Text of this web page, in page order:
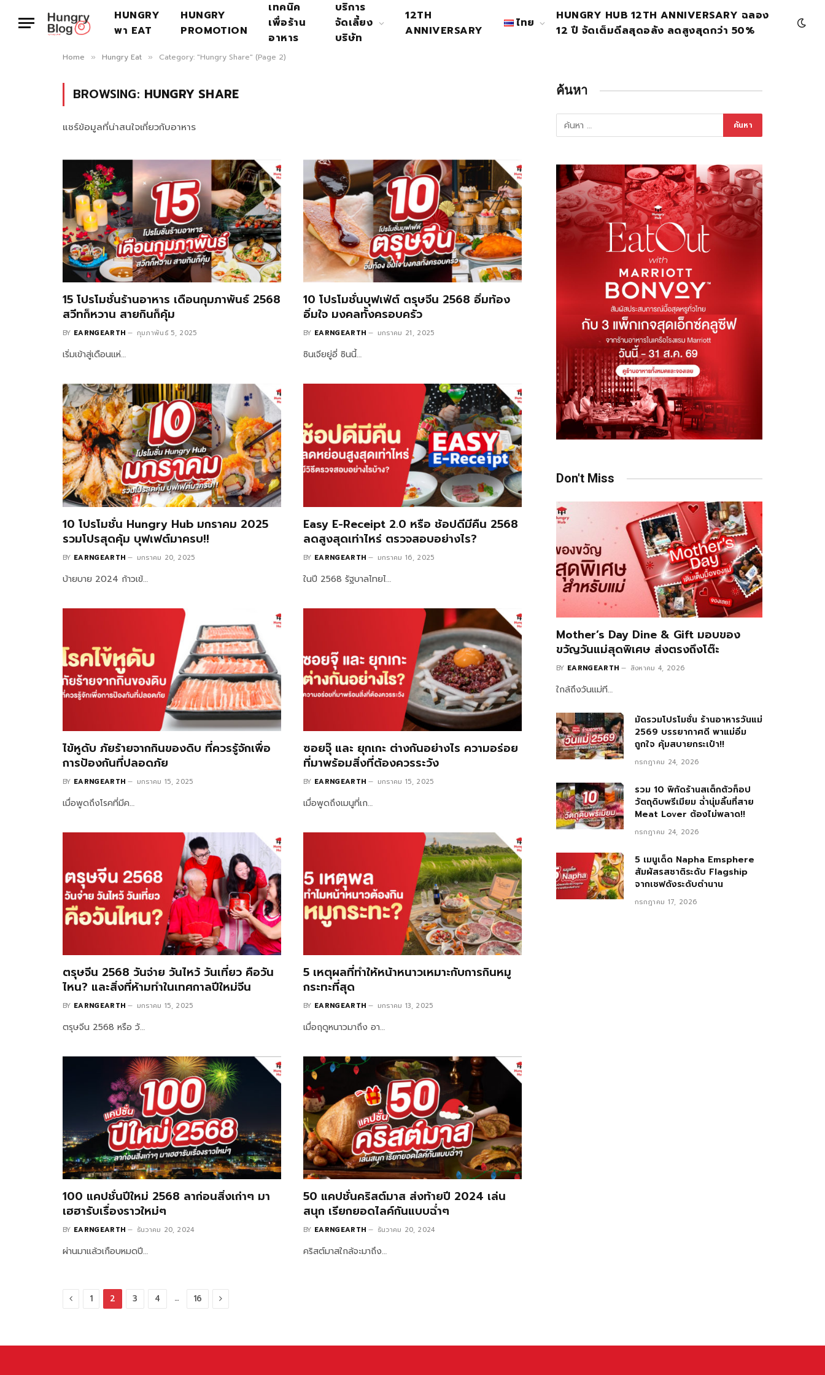
HUNGRY
พา EAT
HUNGRY
PROMOTION
เทคนิค
เพื่อร้าน
อาหาร
บริการ
จัดเลี้ยง
บริษัท
12TH
ANNIVERSARY
ไทย
HUNGRY HUB 12TH ANNIVERSARY ฉลอง
12 ปี จัดเต็มดีลสุดอลัง ลดสูงสุดกว่า 50%
Home » Hungry Eat » Category: "Hungry Share" (Page 2)
BROWSING: HUNGRY SHARE
แชร์ข้อมูลที่น่าสนใจเกี่ยวกับอาหาร
15 โปรโมชั่นร้านอาหาร เดือนกุมภาพันธ์ 2568
สวีทก็หวาน สายกินก็คุ้ม
BY EARNGEARTH กุมภาพันธ์ 5, 2025
เริ่มเข้าสู่เดือนแห่…
10 โปรโมชั่นบุฟเฟ่ต์ ตรุษจีน 2568 อิ่มท้อง
อิ่มใจ มงคลทั้งครอบครัว
BY EARNGEARTH มกราคม 21, 2025
ซินเจียยู่อี่ ซินนี้…
10 โปรโมชั่น Hungry Hub มกราคม 2025
รวมโปรสุดคุ้ม บุฟเฟต์มาครบ!!
BY EARNGEARTH มกราคม 20, 2025
บ้ายบาย 2024 ก้าวเข้…
Easy E-Receipt 2.0 หรือ ช้อปดีมีคืน 2568
ลดสูงสุดเท่าไหร่ ตรวจสอบอย่างไร?
BY EARNGEARTH มกราคม 16, 2025
ในปี 2568 รัฐบาลไทยไ…
ไข้หูดับ ภัยร้ายจากกินของดิบ ที่ควรรู้จักเพื่อ
การป้องกันที่ปลอดภัย
BY EARNGEARTH มกราคม 15, 2025
เมื่อพูดถึงโรคที่มีค…
ซอยจุ๊ และ ยุกเกะ ต่างกันอย่างไร ความอร่อย
ที่มาพร้อมสิ่งที่ต้องควรระวัง
BY EARNGEARTH มกราคม 15, 2025
เมื่อพูดถึงเมนูที่เก…
ตรุษจีน 2568 วันจ่าย วันไหว้ วันเที่ยว คือวัน
ไหน? และสิ่งที่ห้ามทำในเทศกาลปีใหม่จีน
BY EARNGEARTH มกราคม 15, 2025
ตรุษจีน 2568 หรือ วั…
5 เหตุผลที่ทำให้หน้าหนาวเหมาะกับการกินหมู
กระทะที่สุด
BY EARNGEARTH มกราคม 13, 2025
เมื่อฤดูหนาวมาถึง อา…
100 แคปชั่นปีใหม่ 2568 ลาก่อนสิ่งเก่าๆ มา
เฮฮารับเรื่องราวใหม่ๆ
BY EARNGEARTH ธันวาคม 20, 2024
ผ่านมาแล้วเกือบหมดปี…
50 แคปชั่นคริสต์มาส ส่งท้ายปี 2024 เล่น
สนุก เรียกยอดไลค์กันแบบฉ่ำๆ
BY EARNGEARTH ธันวาคม 20, 2024
คริสต์มาสใกล้จะมาถึง…
Previous
1 2 3 4 … 16 Next
ค้นหา
Don't Miss
Mother’s Day Dine & Gift มอบของ
ขวัญวันแม่สุดพิเศษ ส่งตรงถึงโต๊ะ
BY EARNGEARTH สิงหาคม 4, 2026
ใกล้ถึงวันแม่ที…
มัดรวมโปรโมชั่น ร้านอาหารวันแม่
2569 บรรยากาศดี พาแม่อิ่ม
ถูกใจ คุ้มสบายกระเป๋า!!
กรกฎาคม 24, 2026
รวม 10 พิกัดร้านสเต็กตัวท็อป
วัตถุดิบพรีเมียม ฉ่ำนุ่มลิ้นที่สาย
Meat Lover ต้องไม่พลาด!!
กรกฎาคม 24, 2026
5 เมนูเด็ด Napha Emsphere
สัมผัสรสชาติระดับ Flagship
จากเชฟดังระดับตำนาน
กรกฎาคม 17, 2026